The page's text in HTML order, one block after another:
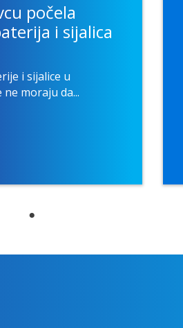
počela
i sijalica
i sijalice u
moraju da...